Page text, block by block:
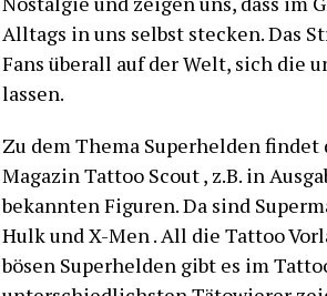
Alltags in uns selbst stecken. Das
Fans überall auf der Welt, sich die
lassen.
Zu dem Thema Superhelden
Magazin Tattoo Scout , z.B. in
bekannten Figuren. Da sind
Hulk und X-Men . All die Tattoo
bösen Superhelden gibt es im